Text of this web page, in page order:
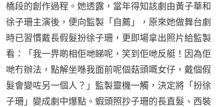
橋段的創作過程。她透露，當年得知該劇由黃子華和
徐子珊主演後，便向監製「自薦」，原來她做舞台劇
時已習慣戴長假髮扮徐子珊，更即場拿出照片給監製
看：「我一畀啲相佢哋睇呢，笑到佢哋反艇！因為佢
哋冇辦法，點解坐喺我面前呢個菇頭嘅女仔，戴個假
髮會變咗另一個人？」監製靈機一觸，決定將「扮徐
子珊」變成劇中爆點。蝦頭照抄子珊的長直髮、西裝